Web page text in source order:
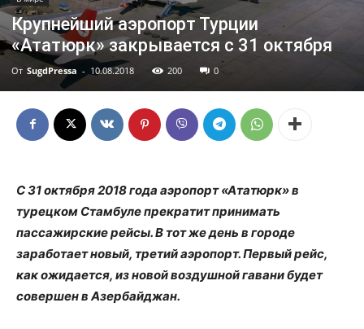
Крупнейший аэропорт Турции
«Ататюрк» закрывается с 31 октября
От SugdPressa - 10.08.2018 200 0
С 31 октября 2018 года аэропорт «Ататюрк» в
турецком Стамбуле прекратит принимать
пассажирские рейсы. В тот же день в городе
заработает новый, третий аэропорт. Первый рейс,
как ожидается, из новой воздушной гавани будет
совершен в Азербайджан.